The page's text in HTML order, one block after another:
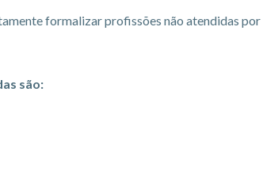
formalizar profissões não atendidas por
são: